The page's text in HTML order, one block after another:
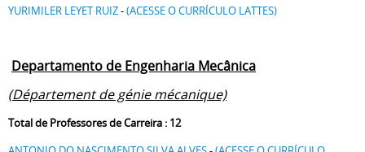
YURIMILER LEYET RUIZ-(ACESSE O CURRÍCULO LATTES)
Departamento de Engenharia Mecânica
(Département de génie mécanique)
Total de Professores de Carreira : 12